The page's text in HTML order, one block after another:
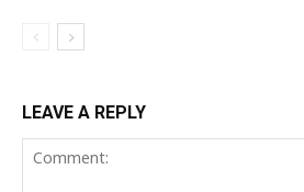
LEAVE A REPLY